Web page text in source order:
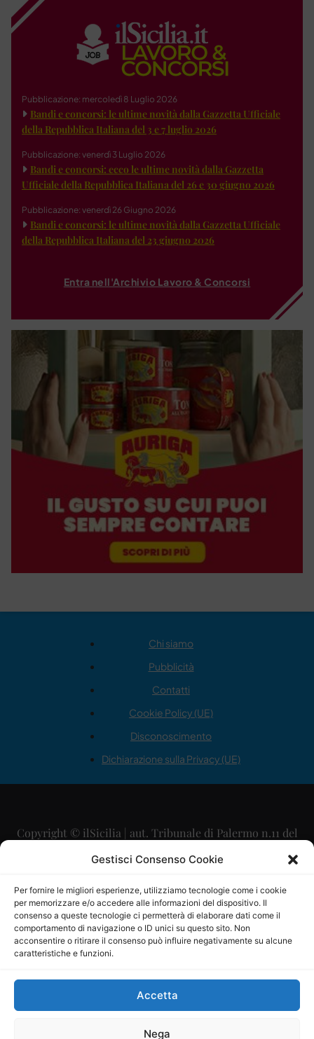
Gestisci Consenso Cookie
Per fornire le migliori esperienze, utilizziamo tecnologie come i cookie
per memorizzare e/o accedere alle informazioni del dispositivo. Il
consenso a queste tecnologie ci permetterà di elaborare dati come il
comportamento di navigazione o ID unici su questo sito. Non
acconsentire o ritirare il consenso può influire negativamente su alcune
caratteristiche e funzioni.
Accetta
Nega
Pubblicazione: mercoledì 8 Luglio 2026
Bandi e concorsi: le ultime novità dalla Gazzetta Ufficiale
della Repubblica Italiana del 3 e 7 luglio 2026
Pubblicazione: venerdì 3 Luglio 2026
Bandi e concorsi: ecco le ultime novità dalla Gazzetta
Ufficiale della Repubblica Italiana del 26 e 30 giugno 2026
Pubblicazione: venerdì 26 Giugno 2026
Bandi e concorsi: le ultime novità dalla Gazzetta Ufficiale
della Repubblica Italiana del 23 giugno 2026
Entra nell'Archivio Lavoro & Concorsi
Chi siamo
Pubblicità
Contatti
Cookie Policy (UE)
Disconoscimento
Dichiarazione sulla Privacy (UE)
Copyright © ilSicilia | aut. Tribunale di Palermo n.11 del
29/09/2015
Direttore Editoriale: Maurizio Scaglione
Direttore Responsabile: Maria Calabrese
P.IVA: 06334930820
Mercurio Comunicazione Società Cooperativa a r.l. è
iscritta al Registro degli Operatori di Comunicazione al